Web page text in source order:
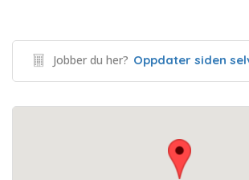
Jobber du her? Oppdater siden